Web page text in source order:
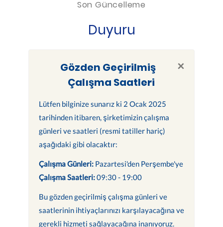
Son Güncelleme
Duyuru
×
Gözden Geçirilmiş
Çalışma Saatleri
Lütfen bilginize sunarız ki 2 Ocak 2025
tarihinden itibaren, şirketimizin çalışma
günleri ve saatleri (resmi tatiller hariç)
aşağıdaki gibi olacaktır:
Çalışma Günleri:Pazartesi'den Perşembe'ye
Çalışma Saatleri:09:30 - 19:00
Bu gözden geçirilmiş çalışma günleri ve
saatlerinin ihtiyaçlarınızı karşılayacağına ve
gerekli hizmeti sağlayacağına inanıyoruz.